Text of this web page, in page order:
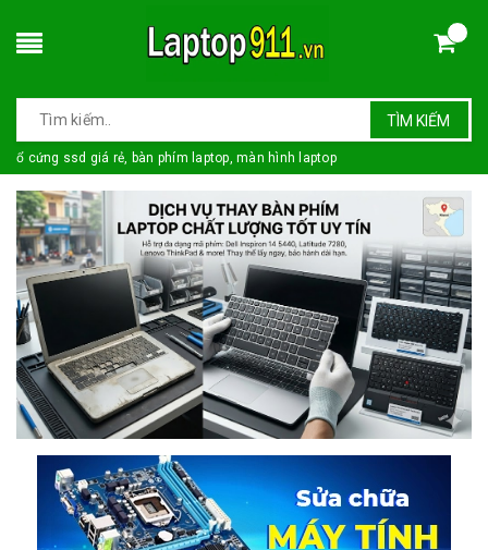
TÌM KIẾM
ổ cứng ssd giá rẻ, bàn phím laptop, màn hình laptop